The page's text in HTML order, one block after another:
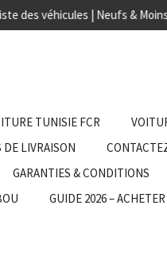
des véhicules | Neufs &
TUNISIE FCR
DE LIVRAISON
GARANTIES & CONDITIONS
GUIDE 2026 –